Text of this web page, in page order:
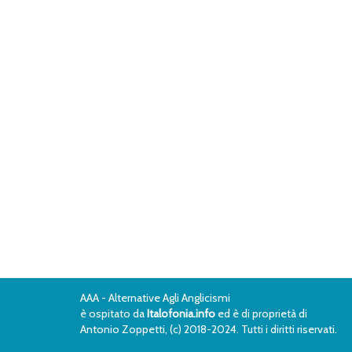
AAA - Alternative Agli Anglicismi
è ospitato daItalofonia.info ed è di proprietà di
Antonio Zoppetti, (c) 2018-2024. Tutti i diritti riservati.